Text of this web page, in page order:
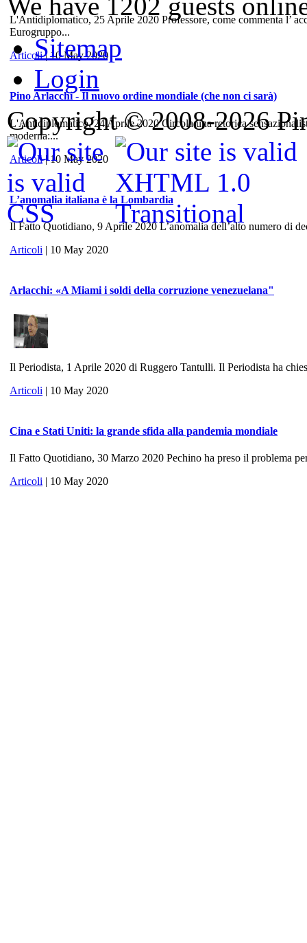
L'Antidiplomatico, 25 Aprile 2020 Professore, come commenta l’
Eurogruppo...
Articoli| 10 May 2020
Pino Arlacchi - Il nuovo ordine mondiale (che non ci sarà)
L'Antidiplomatico, 24 Aprile 2020 Circola una retorica
moderna:...
Articoli| 10 May 2020
L’anomalia italiana è la Lombardia
Il Fatto Quotidiano, 9 Aprile 2020 L’anomalia dell’alto numero di
Articoli | 10 May 2020
Arlacchi: «A Miami i soldi della corruzione venezuelana"
Il Periodista, 1 Aprile 2020 di Ruggero Tantulli. Il Periodista ha
Articoli | 10 May 2020
Cina e Stati Uniti: la grande sfida alla pandemia mondiale
Il Fatto Quotidiano, 30 Marzo 2020 Pechino ha preso il problema
Articoli | 10 May 2020
Sitemap
Login
Copyright © 2008-2026